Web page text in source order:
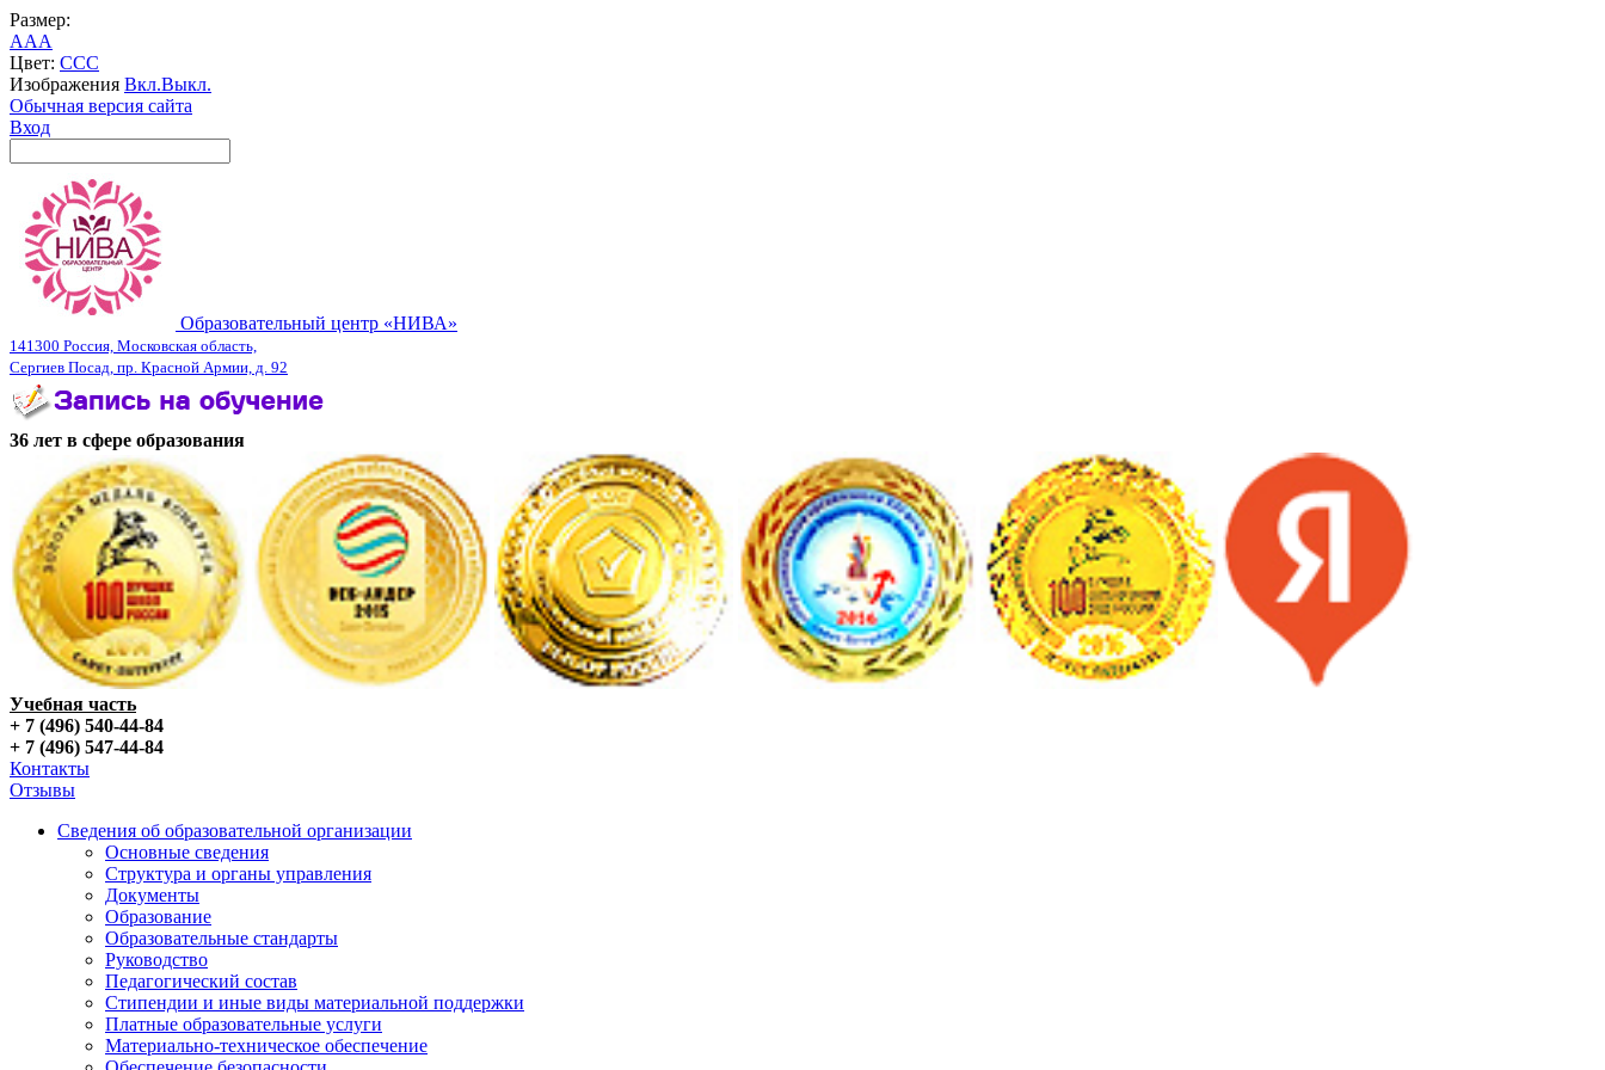
Размер:
AAA
Цвет: CCC
Изображения Вкл.Выкл.
Обычная версия сайта
Вход
Образовательный центр «НИВА»
141300 Россия, Московская область,
Сергиев Посад, пр. Красной Армии, д. 92
36 лет в сфере образования
Учебная часть
+ 7 (496) 540-44-84
+ 7 (496) 547-44-84
Контакты
Отзывы
Сведения об образовательной организации
Основные сведения
Структура и органы управления
Документы
Образование
Образовательные стандарты
Руководство
Педагогический состав
Стипендии и иные виды материальной поддержки
Платные образовательные услуги
Материально-техническое обеспечение